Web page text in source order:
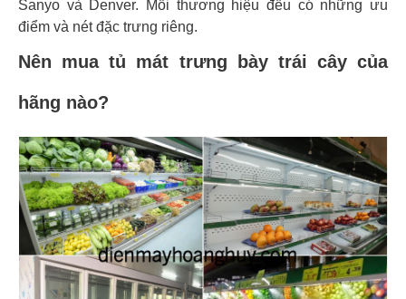
Sanyo và Denver. Mỗi thương hiệu đều có những ưu
điểm và nét đặc trưng riêng.
Nên mua tủ mát trưng bày trái cây của
hãng nào?